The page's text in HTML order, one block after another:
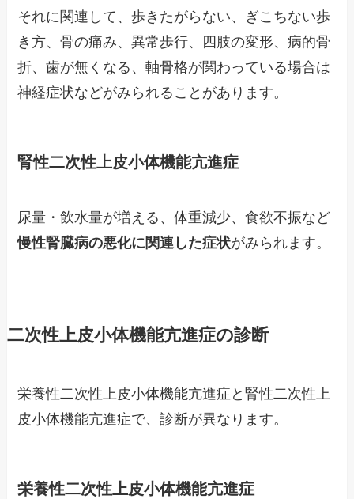
それに関連して、歩きたがらない、ぎこちない歩
き方、骨の痛み、異常歩行、四肢の変形、病的骨
折、歯が無くなる、軸骨格が関わっている場合は
神経症状などがみられることがあります。
腎性二次性上皮小体機能亢進症
尿量・飲水量が増える、体重減少、食欲不振など
慢性腎臓病の悪化に関連した症状がみられます。
二次性上皮小体機能亢進症の診断
栄養性二次性上皮小体機能亢進症と腎性二次性上
皮小体機能亢進症で、診断が異なります。
栄養性二次性上皮小体機能亢進症